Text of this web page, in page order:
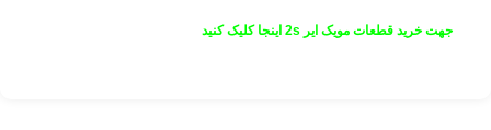
جهت خرید قطعات مویک ایر 2s اینجا کلیک کنید